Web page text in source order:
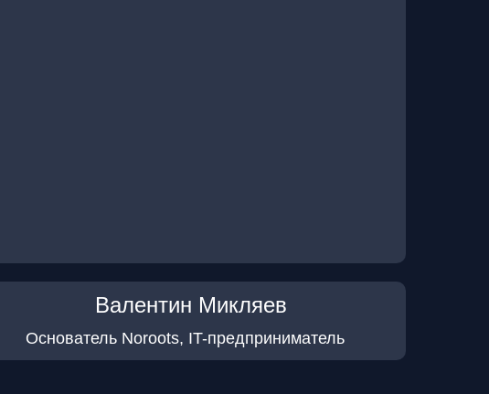
Основатель Noroots, IT-предприниматель
Валентин Микляев